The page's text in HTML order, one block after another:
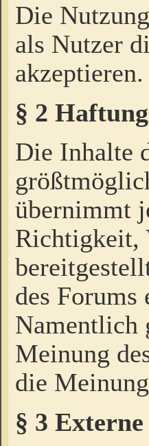
Die
als Nutzer
akzeptieren.
§ 2
Die Inhalte
übernimmt
Richtigkeit,
des Forums
Namentlich
Meinung
die
§ 3